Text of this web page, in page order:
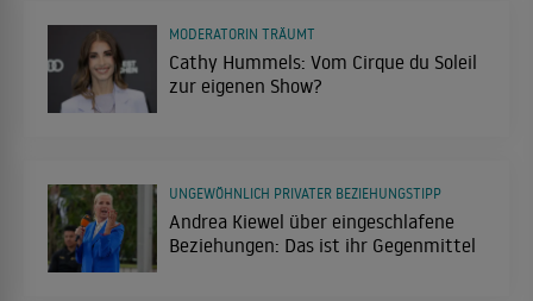
Cathy Hummels: Vom Cirque du Soleil
zur eigenen Show?
MODERATORIN TRÄUMT
Andrea Kiewel über eingeschlafene
Beziehungen: Das ist ihr Gegenmittel
UNGEWÖHNLICH PRIVATER BEZIEHUNGSTIPP